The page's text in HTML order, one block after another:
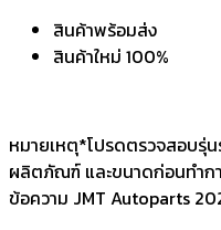
สินค้าพร้อมส่ง
สินค้าใหม่ 100%
หมายเหตุ*โปรดตรวจสอบรุ่
ผลิตภัณฑ์ และขนาดก่อนทำก
ข้อความ JMT Autoparts